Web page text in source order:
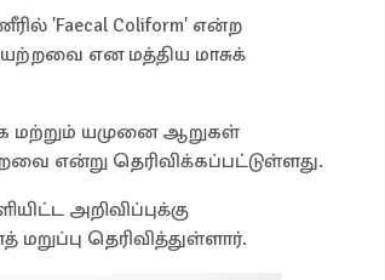
'Faecal Coliform' என்ற
என மத்திய மாசுக்
மற்றும் யமுனை ஆறுகள்
என்று தெரிவிக்கப்பட்டுள்ளது.
அறிவிப்புக்கு
தெரிவித்துள்ளார்.